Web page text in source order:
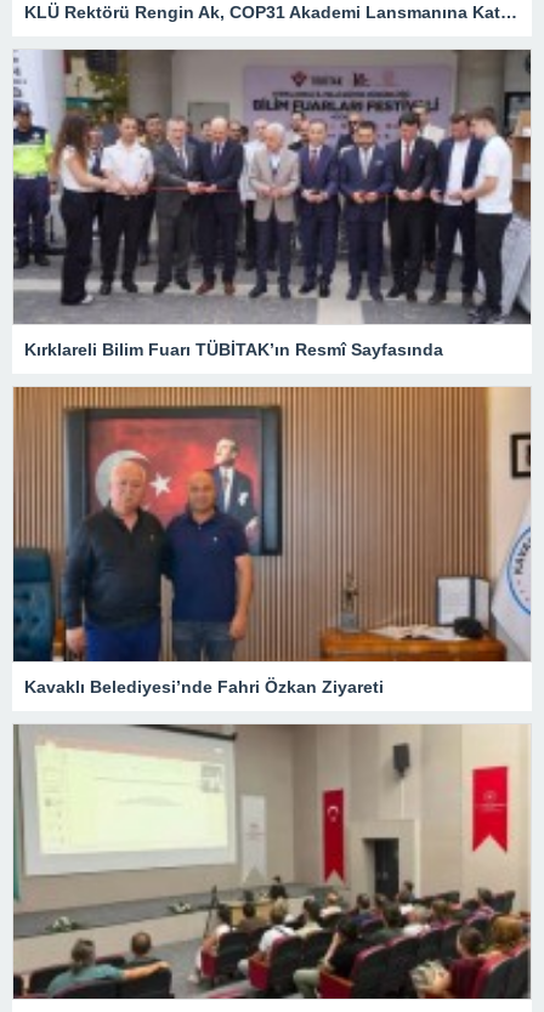
KLÜ Rektörü Rengin Ak, COP31 Akademi Lansmanına Katıldı
Kırklareli Bilim Fuarı TÜBİTAK’ın Resmî Sayfasında
Kavaklı Belediyesi’nde Fahri Özkan Ziyareti